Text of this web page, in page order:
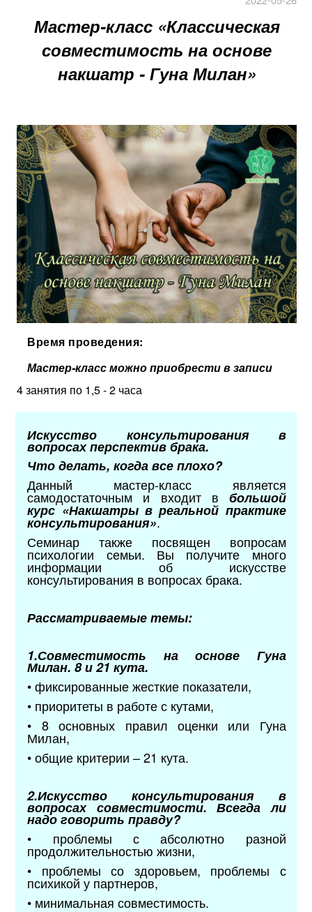
Мастер-класс «Классическая
совместимость на основе
накшатр - Гуна Милан»
Время проведения:
Мастер-класс можно приобрести в записи
4 занятия по 1,5 - 2 часа
Искусство консультирования в
вопросах перспектив брака.
Что делать, когда все плохо?
Данный мастер-класс является
самодостаточным и входит в большой
курс «Накшатры в реальной практике
консультирования».
Семинар также посвящен вопросам
психологии семьи. Вы получите много
информации об искусстве
консультирования в вопросах брака.
Рассматриваемые темы:
1.Совместимость на основе Гуна
Милан. 8 и 21 кута.
• фиксированные жесткие показатели,
• приоритеты в работе с кутами,
• 8 основных правил оценки или Гуна
Милан,
• общие критерии – 21 кута.
2.Искусство консультирования в
вопросах совместимости. Всегда ли
надо говорить правду?
• проблемы с абсолютно разной
продолжительностью жизни,
• проблемы со здоровьем, проблемы с
психикой у партнеров,
• минимальная совместимость.